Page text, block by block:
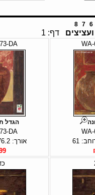
6
7
8
דף: 1
DA
הגדל
DA
אורך: 76.2 רוחב: 61
₪